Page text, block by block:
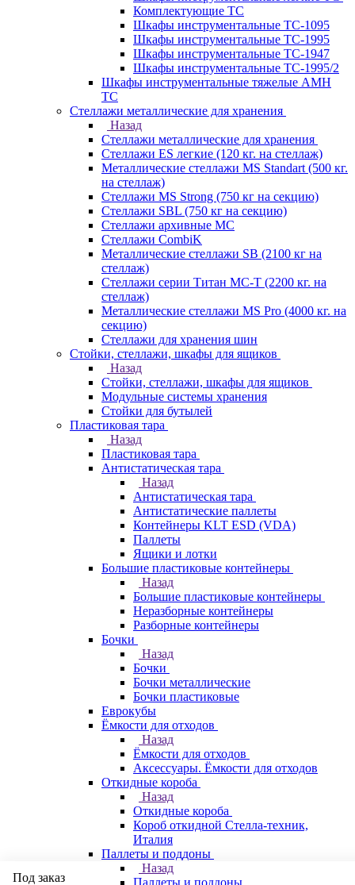
Комплектующие ТС
Шкафы инструментальные TC-1095
Шкафы инструментальные TC-1995
Шкафы инструментальные ТС-1947
Шкафы инструментальные ТС-1995/2
Шкафы инструментальные тяжелые AMH
TC
Стеллажи металлические для хранения
Назад
Стеллажи металлические для хранения
Стеллажи ES легкие (120 кг. на стеллаж)
Металлические стеллажи MS Standart (500 кг.
на стеллаж)
Стеллажи MS Strong (750 кг на секцию)
Стеллажи SBL (750 кг на секцию)
Стеллажи архивные МС
Стеллажи CombiK
Металлические стеллажи SB (2100 кг на
стеллаж)
Стеллажи серии Титан МС-Т (2200 кг. на
стеллаж)
Металлические стеллажи MS Pro (4000 кг. на
секцию)
Стеллажи для хранения шин
Стойки, стеллажи, шкафы для ящиков
Назад
Стойки, стеллажи, шкафы для ящиков
Модульные системы хранения
Стойки для бутылей
Пластиковая тара
Назад
Пластиковая тара
Антистатическая тара
Назад
Антистатическая тара
Антистатические паллеты
Контейнеры KLT ESD (VDA)
Паллеты
Ящики и лотки
Большие пластиковые контейнеры
Назад
Большие пластиковые контейнеры
Неразборные контейнеры
Разборные контейнеры
Бочки
Назад
Бочки
Бочки металлические
Бочки пластиковые
Еврокубы
Ёмкости для отходов
Назад
Ёмкости для отходов
Аксессуары. Ёмкости для отходов
Откидные короба
Назад
Откидные короба
Короб откидной Стелла-техник,
Италия
Паллеты и поддоны
Назад
Паллеты и поддоны
Под заказ